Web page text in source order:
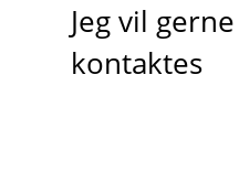
Jeg vil gerne
kontaktes